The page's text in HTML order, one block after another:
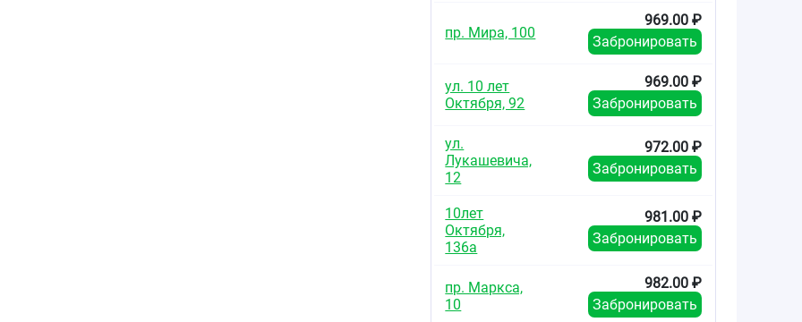
пр. Мира, 100
969.00 ₽
Забронировать
ул. 10 лет
Октября, 92
969.00 ₽
Забронировать
ул.
Лукашевича,
12
972.00 ₽
Забронировать
10лет
Октября,
136а
981.00 ₽
Забронировать
пр. Маркса,
10
982.00 ₽
Забронировать